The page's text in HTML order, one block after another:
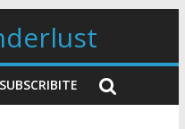
SUBSCRIBITE